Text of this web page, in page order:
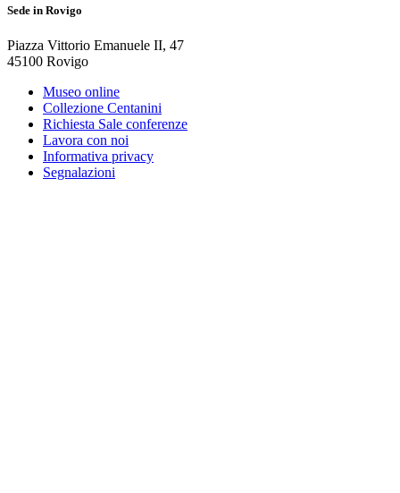
Sede in Rovigo
Piazza Vittorio Emanuele II, 47
45100 Rovigo
Museo online
Collezione Centanini
Richiesta Sale conferenze
Lavora con noi
Informativa privacy
Segnalazioni